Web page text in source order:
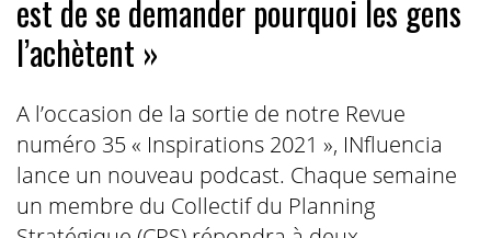
est de se demander pourquoi les gens
l’achètent »
A l’occasion de la sortie de notre Revue
numéro 35 « Inspirations 2021 », INfluencia
lance un nouveau podcast. Chaque semaine
un membre du Collectif du Planning